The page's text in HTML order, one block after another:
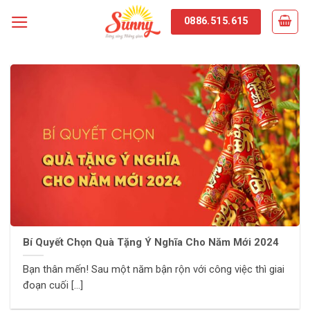
0886.515.615
Bí Quyết Chọn Quà Tặng Ý Nghĩa Cho Năm Mới 2024
Bạn thân mến! Sau một năm bận rộn với công việc thì giai
đoạn cuối [...]